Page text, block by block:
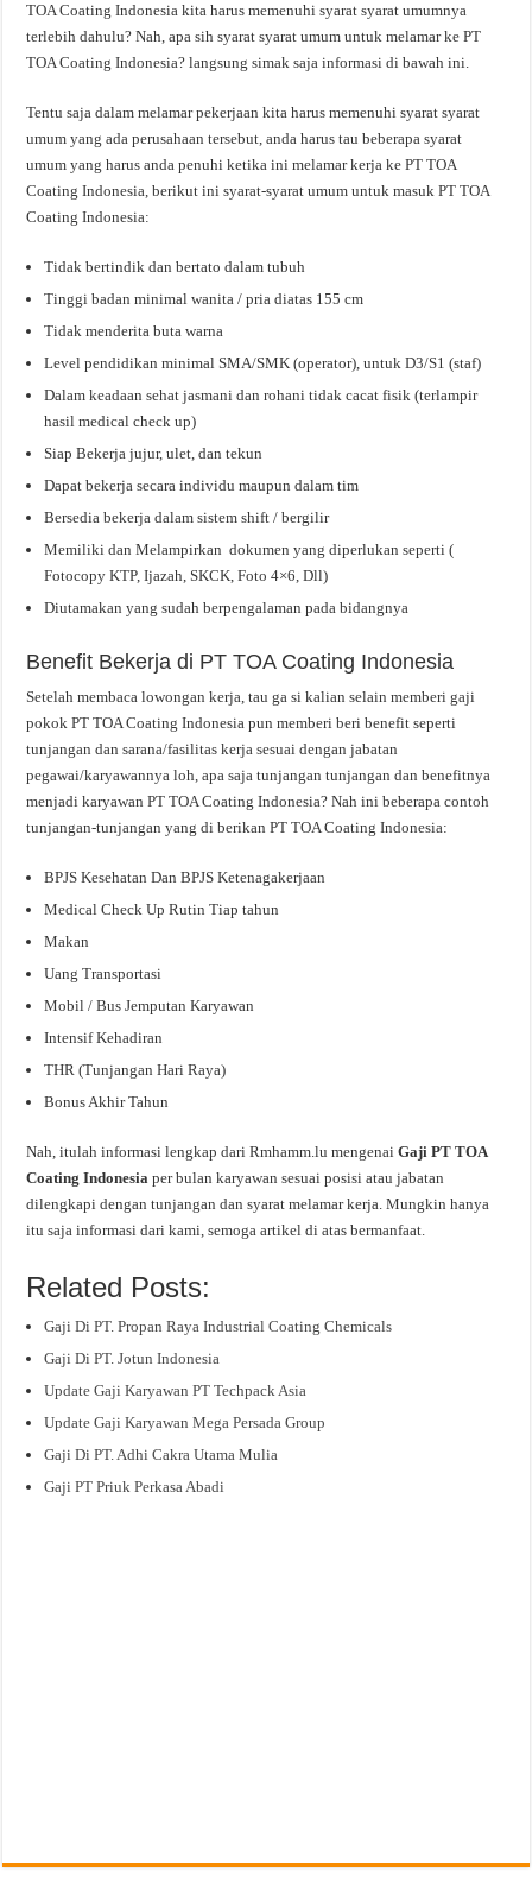
TOA Coating Indonesia kita harus memenuhi syarat syarat umumnya
terlebih dahulu? Nah, apa sih syarat syarat umum untuk melamar ke PT
TOA Coating Indonesia? langsung simak saja informasi di bawah ini.
Tentu saja dalam melamar pekerjaan kita harus memenuhi syarat syarat
umum yang ada perusahaan tersebut, anda harus tau beberapa syarat
umum yang harus anda penuhi ketika ini melamar kerja ke PT TOA
Coating Indonesia, berikut ini syarat-syarat umum untuk masuk PT TOA
Coating Indonesia:
Tidak bertindik dan bertato dalam tubuh
Tinggi badan minimal wanita / pria diatas 155 cm
Tidak menderita buta warna
Level pendidikan minimal SMA/SMK (operator), untuk D3/S1 (staf)
Dalam keadaan sehat jasmani dan rohani tidak cacat fisik (terlampir
hasil medical check up)
Siap Bekerja jujur, ulet, dan tekun
Dapat bekerja secara individu maupun dalam tim
Bersedia bekerja dalam sistem shift / bergilir
Memiliki dan Melampirkan dokumen yang diperlukan seperti (
Fotocopy KTP, Ijazah, SKCK, Foto 4×6, Dll)
Diutamakan yang sudah berpengalaman pada bidangnya
Benefit Bekerja di PT TOA Coating Indonesia
Setelah membaca lowongan kerja, tau ga si kalian selain memberi gaji
pokok PT TOA Coating Indonesia pun memberi beri benefit seperti
tunjangan dan sarana/fasilitas kerja sesuai dengan jabatan
pegawai/karyawannya loh, apa saja tunjangan tunjangan dan benefitnya
menjadi karyawan PT TOA Coating Indonesia? Nah ini beberapa contoh
tunjangan-tunjangan yang di berikan PT TOA Coating Indonesia:
BPJS Kesehatan Dan BPJS Ketenagakerjaan
Medical Check Up Rutin Tiap tahun
Makan
Uang Transportasi
Mobil / Bus Jemputan Karyawan
Intensif Kehadiran
THR (Tunjangan Hari Raya)
Bonus Akhir Tahun
Nah, itulah informasi lengkap dari Rmhamm.lu mengenaiGaji PT TOA
Coating Indonesiaper bulan karyawan sesuai posisi atau jabatan
dilengkapi dengan tunjangan dan syarat melamar kerja. Mungkin hanya
itu saja informasi dari kami, semoga artikel di atas bermanfaat.
Related Posts:
Gaji Di PT. Propan Raya Industrial Coating Chemicals
Gaji Di PT. Jotun Indonesia
Update Gaji Karyawan PT Techpack Asia
Update Gaji Karyawan Mega Persada Group
Gaji Di PT. Adhi Cakra Utama Mulia
Gaji PT Priuk Perkasa Abadi